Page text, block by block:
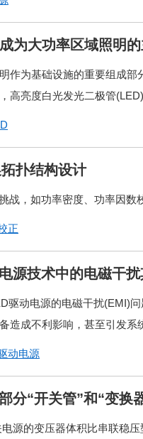
为大功率区域照明
作为基础设施的重要组成
高亮度白光发光二极管
扑结构设计
战，如功率密度、功率因数
正
源技术中的电磁干
驱动电源的电磁干扰(EMI)
造成不利影响，甚至引发
动电源
分“开关管”和“变换
源的变压器体积比串联稳